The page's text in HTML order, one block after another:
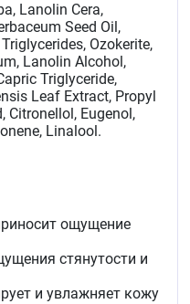
Lanolin Cera,
Seed Oil,
Ozokerite,
Lanolin Alcohol,
Triglyceride,
Leaf Extract, Propyl
Citronellol, Eugenol,
Linalool.
ощущение
стянутости и
и увлажняет кожу